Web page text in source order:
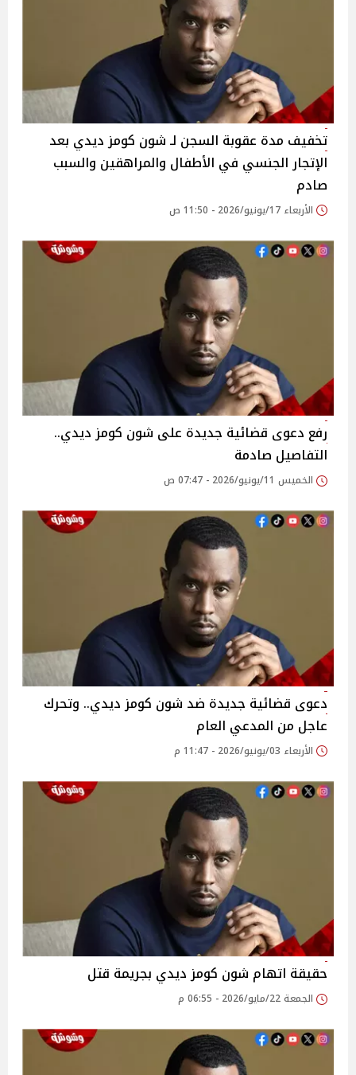
تخفيف مدة عقوبة السجن لـ شون كومز ديدي بعد
الإتجار الجنسي في الأطفال والمراهقين والسبب
صادم
الأربعاء 17/يونيو/2026 - 11:50 ص
رفع دعوى قضائية جديدة على شون كومز ديدي..
التفاصيل صادمة
الخميس 11/يونيو/2026 - 07:47 ص
دعوى قضائية جديدة ضد شون كومز ديدي.. وتحرك
عاجل من المدعي العام
الأربعاء 03/يونيو/2026 - 11:47 م
حقيقة اتهام شون كومز ديدي بجريمة قتل
الجمعة 22/مايو/2026 - 06:55 م